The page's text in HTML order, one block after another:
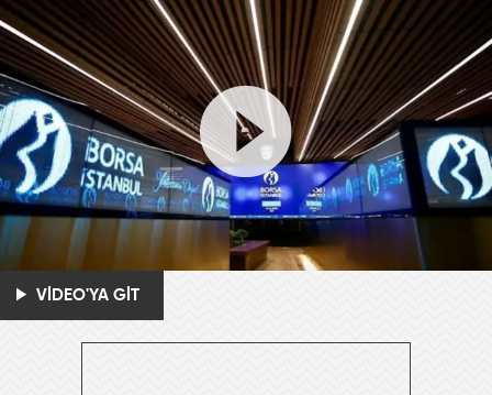
VİDEO'YA GİT